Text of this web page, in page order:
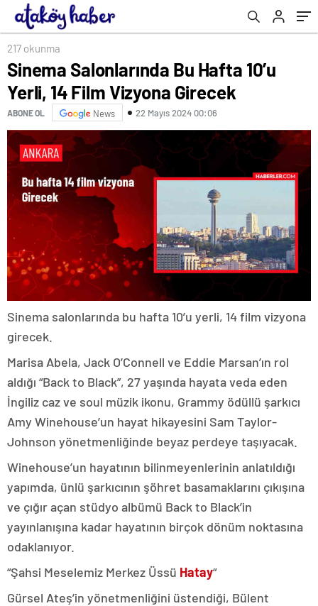
217 okunma
Sinema Salonlarında Bu Hafta 10’u
Yerli, 14 Film Vizyona Girecek
ABONE OL News 22 Mayıs 2024 00:06
Sinema salonlarında bu hafta 10’u yerli, 14 film vizyona
girecek.
Marisa Abela, Jack O’Connell ve Eddie Marsan’ın rol
aldığı “Back to Black”, 27 yaşında hayata veda eden
İngiliz caz ve soul müzik ikonu, Grammy ödüllü şarkıcı
Amy Winehouse’un hayat hikayesini Sam Taylor-
Johnson yönetmenliğinde beyaz perdeye taşıyacak.
Winehouse’un hayatının bilinmeyenlerinin anlatıldığı
yapımda, ünlü şarkıcının şöhret basamaklarını çıkışına
ve çığır açan stüdyo albümü Back to Black’in
yayınlanışına kadar hayatının birçok dönüm noktasına
odaklanıyor.
“Şahsi Meselemiz Merkez Üssü Hatay“
Gürsel Ateş’in yönetmenliğini üstendiği, Bülent